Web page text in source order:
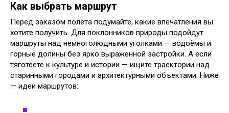
Как выбрать маршрут
Перед заказом полёта подумайте, какие впечатления вы
хотите получить. Для поклонников природы подойдут
маршруты над немноголюдными уголками — водоёмы и
горные долины без ярко выраженной застройки. А если
тяготеете к культуре и истории — ищите траектории над
старинными городами и архитектурными объектами. Ниже
— идеи маршрутов: